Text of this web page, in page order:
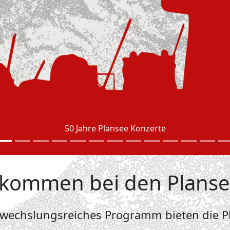
50 Jahre Plansee Konzerte
bei den
Programm bieten die